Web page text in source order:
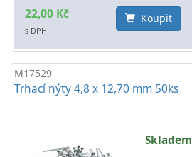
22,00 Kč
s DPH
Koupit
M17529
Trhací nýty 4,8 x 12,70 mm 50ks
Skladem